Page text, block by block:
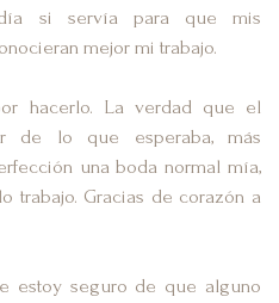
si servía para que mis
mejor mi trabajo.
hacerlo. La verdad que el
de lo que esperaba, más
una boda normal mía,
trabajo. Gracias de corazón a
estoy seguro de que alguno